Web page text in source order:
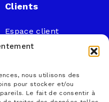
nous utilisons des
pour stocker et/ou
Le fait de consentir à
Clients
Espace client
Légal
Loi sur la faillite et
l’insolvabilité